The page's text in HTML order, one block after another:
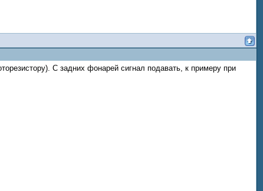
С задних фонарей сигнал подавать, к примеру при